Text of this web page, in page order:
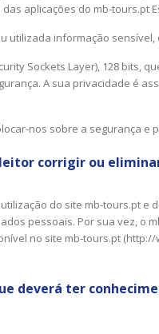
aplicações do mb-tours.pt
utilizada informação
Sockets Layer), 128
A sua privacidade é
nos sobre a segurança
corrigir ou
do site mb-tours.pt
pessoais. Por sua vez, o
no site mb-tours.pt
deverá ter